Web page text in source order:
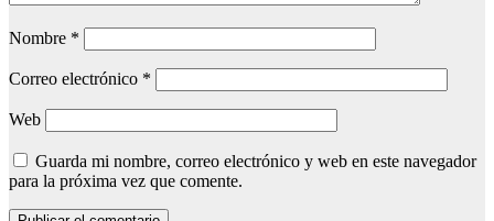
Nombre *
Correo electrónico *
Web
Guarda mi nombre, correo electrónico y web en este navegador
para la próxima vez que comente.